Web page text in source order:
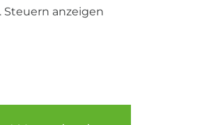
Steuern anzeigen